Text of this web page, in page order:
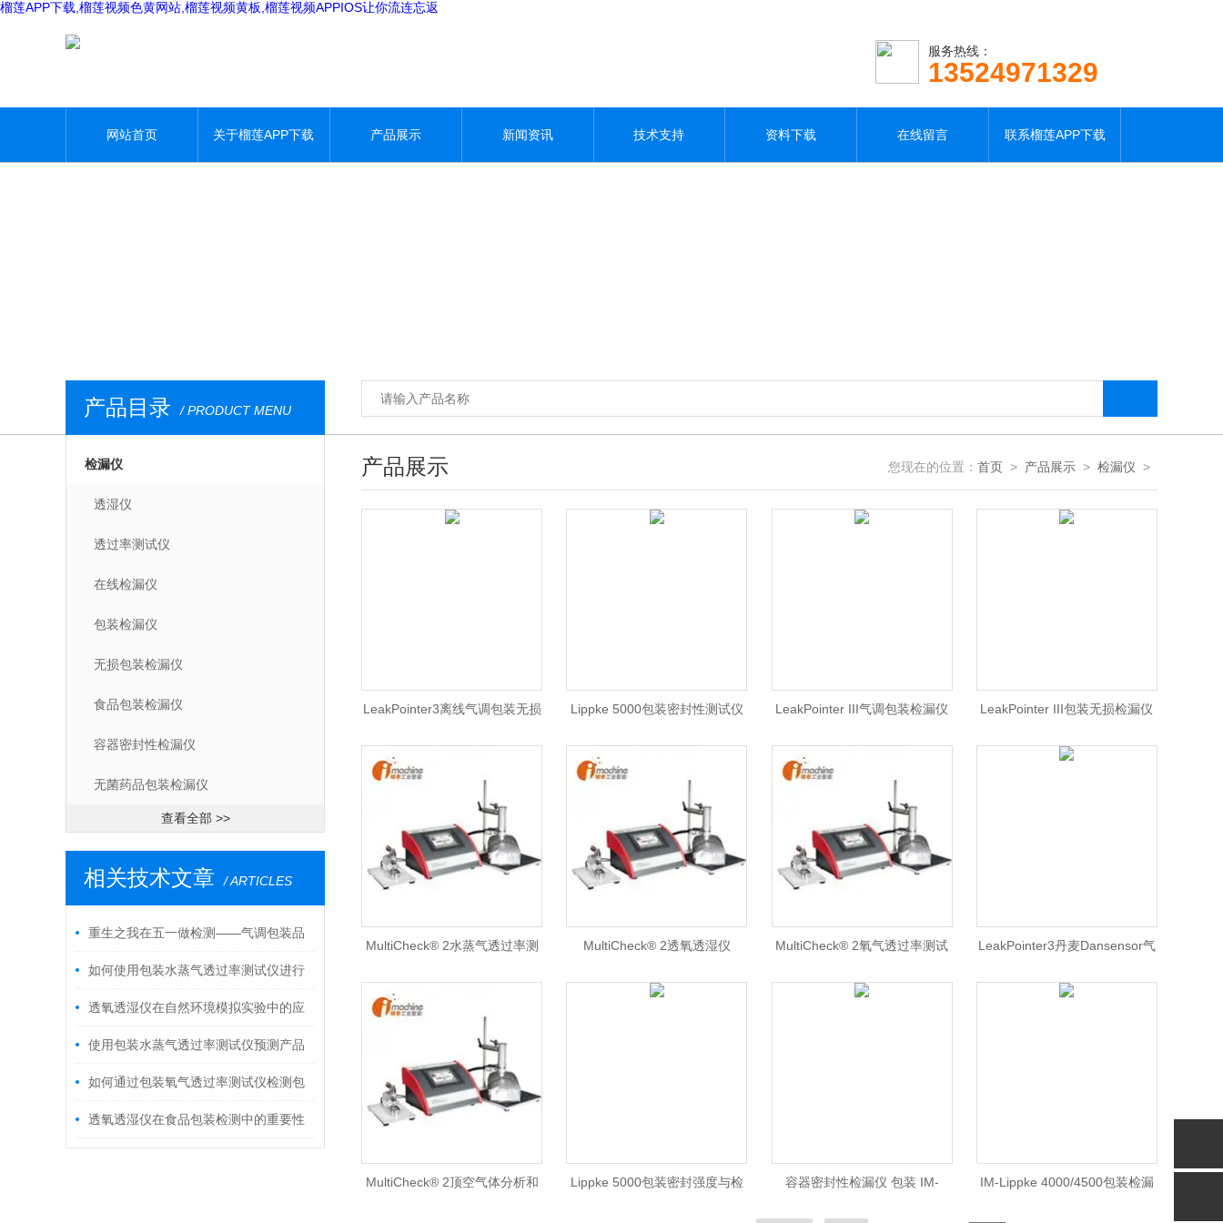
榴莲APP下载,榴莲视频色黄网站,榴莲视频黄板,榴莲视频APPIOS让你流连忘返
服务热线：
13524971329
网站首页 关于榴莲APP下载 产品展示 新闻资讯 技术支持 资料下载 在线留言 联系榴莲APP下载
产品目录 / PRODUCT MENU
检漏仪
透湿仪
透过率测试仪
在线检漏仪
包装检漏仪
无损包装检漏仪
食品包装检漏仪
容器密封性检漏仪
无菌药品包装检漏仪
查看全部 >>
相关技术文章 / ARTICLES
重生之我在五一做检测——气调包装品
控方案
如何使用包装水蒸气透过率测试仪进行
包装材料的筛选？
透氧透湿仪在自然环境模拟实验中的应
用及其意义
使用包装水蒸气透过率测试仪预测产品
的保存期限
如何通过包装氧气透过率测试仪检测包
装材料的阻隔性能？
透氧透湿仪在食品包装检测中的重要性
产品展示 您现在的位置： 首页 > 产品展示 > 检漏仪 >
LeakPointer3离线气调包装无损
泄漏测试仪
Lippke 5000包装密封性测试仪 LeakPointer III气调包装检漏仪 LeakPointer III包装无损检漏仪
MultiCheck® 2水蒸气透过率测
试仪
MultiCheck® 2透氧透湿仪 MultiCheck® 2氧气透过率测试
仪
LeakPointer3丹麦Dansensor气
调包装密封泄漏测试仪
MultiCheck® 2顶空气体分析和 Lippke 5000包装密封强度与检 容器密封性检漏仪 包装 IM-
Lippke
IM-Lippke 4000/4500包装检漏